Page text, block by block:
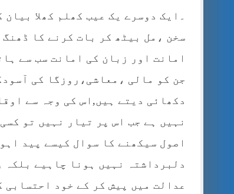
۔ایک دوسرے یک عیب کھلم کھلا
سخن ،مل بیٹھ کر بات کرنے کا
امانت اور زبان کی امانت سب سے
جن کو مالی ،معاشی،روزگا کی
دکھائی دیتے ہیں,اس کی وجہ سے
نہیں ہے جب اس پر تیار نہیں تو
اصول سیکھنے کا سوال کیسے پید
دلبرداشتہ نہیں ہونا چاہیے
عدالت میں پیش کر کے خود